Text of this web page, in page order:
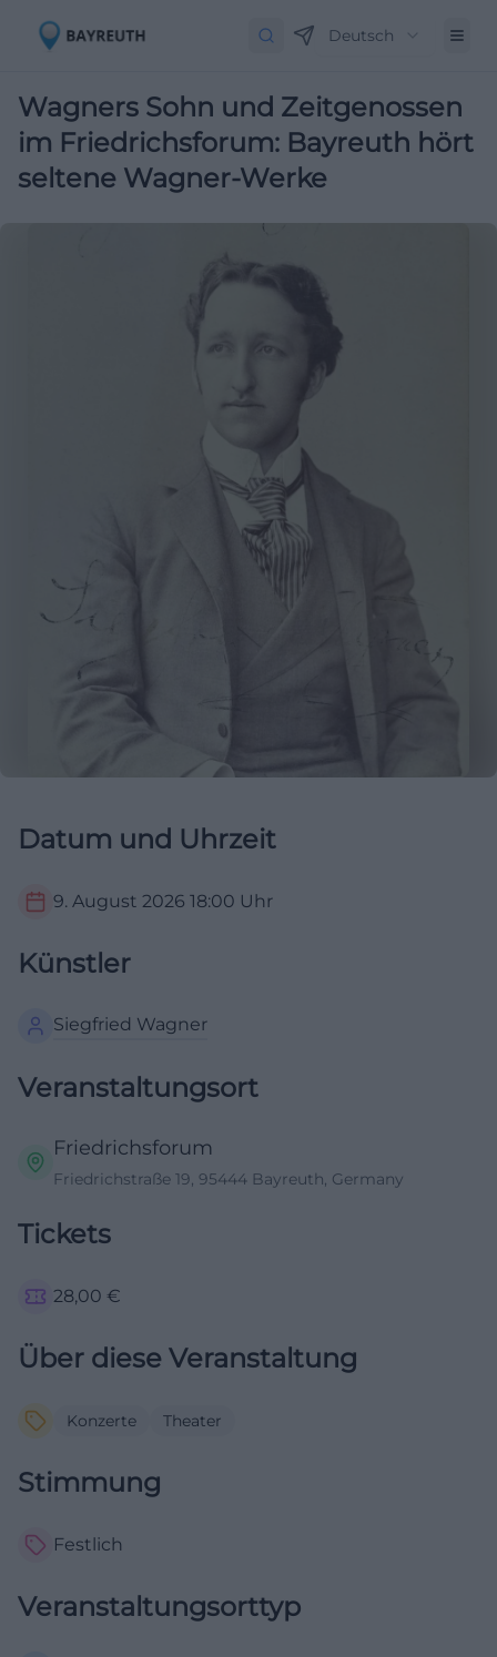
Deutsch
Wagners Sohn und Zeitgenossen
im Friedrichsforum: Bayreuth hört
seltene Wagner-Werke
Datum und Uhrzeit
9. August 2026 18:00 Uhr
Künstler
Siegfried Wagner
Veranstaltungsort
Friedrichsforum
Friedrichstraße 19, 95444 Bayreuth, Germany
Tickets
28,00 €
Über diese Veranstaltung
Konzerte Theater
Stimmung
Festlich
Veranstaltungsorttyp